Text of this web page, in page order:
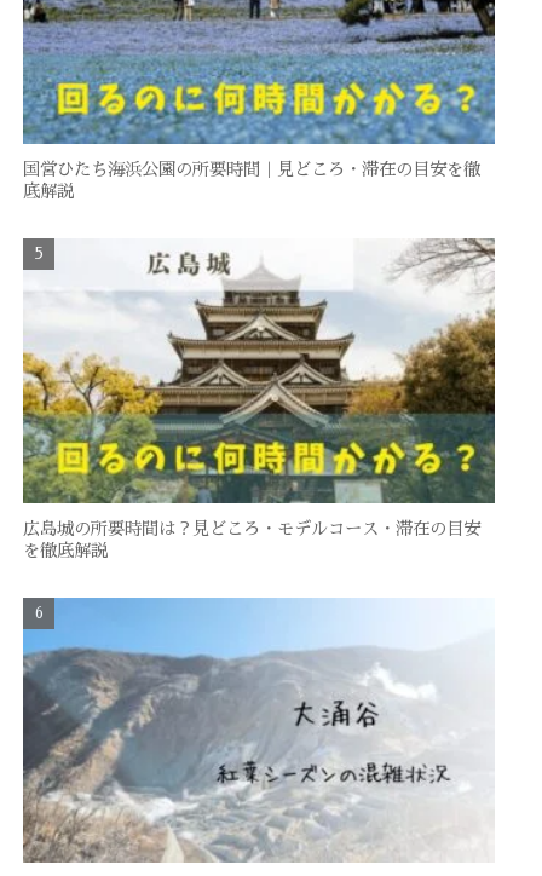
国営ひたち海浜公園の所要時間｜見どころ・滞在の目安を徹
底解説
広島城の所要時間は？見どころ・モデルコース・滞在の目安
を徹底解説